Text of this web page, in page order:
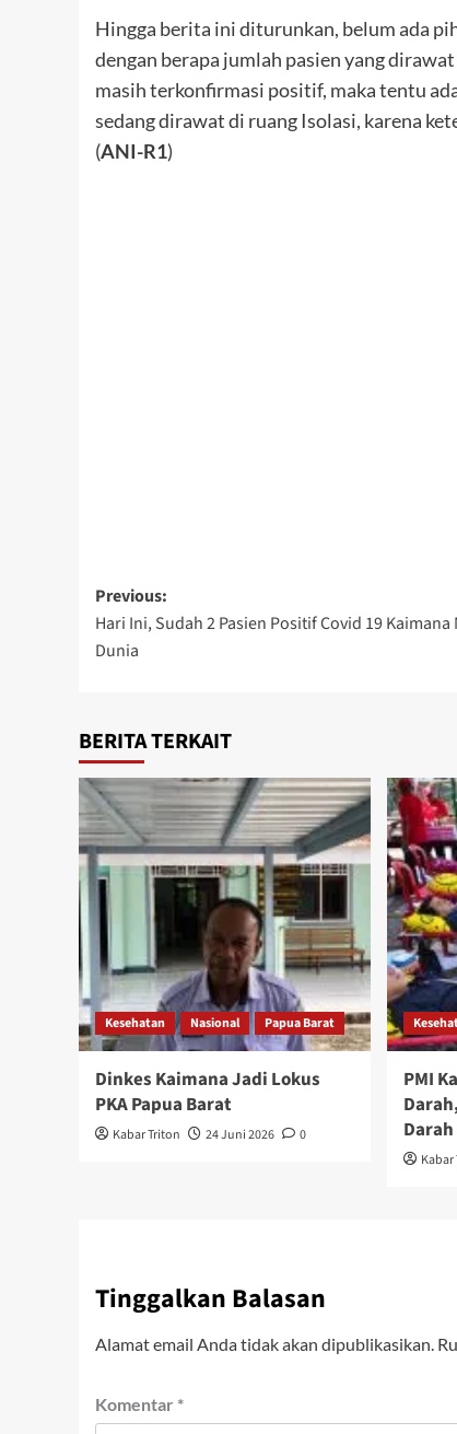
Hingga berita ini diturunkan, belum ada
dengan berapa jumlah pasien yang
masih terkonfirmasi positif, maka tentu
sedang dirawat di ruang Isolasi, karena
(ANI-R1)
Post
navigation
Previous:
Hari Ini, Sudah 2 Pasien Positif Covid 19
Dunia
BERITA TERKAIT
Kesehatan Nasional Papua Barat
Dinkes Kaimana Jadi Lokus
PKA Papua Barat
Kabar Triton 24 Juni 2026 0
PMI
Tinggalkan Balasan
Alamat email Anda tidak akan dipublikasikan.
Komentar *